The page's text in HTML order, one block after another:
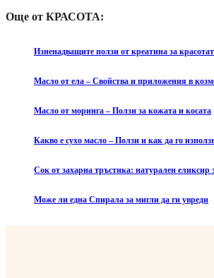
Още от КРАСОТА:
Изненадващите ползи от креатина за
Масло от ела – Свойства и приложения в
Масло от моринга – Ползи за кожата и косата
Какво е сухо масло – Ползи и как да го
Сок от захарна тръстика: натурален еликсир
Може ли една Спирала за мигли да ги увреди